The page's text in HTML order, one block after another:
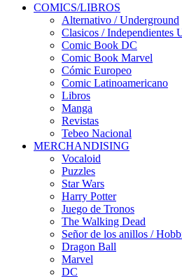
COMICS/LIBROS
Alternativo / Underground
Clasicos / Independientes
Comic Book DC
Comic Book Marvel
Cómic Europeo
Comic Latinoamericano
Libros
Manga
Revistas
Tebeo Nacional
MERCHANDISING
Vocaloid
Puzzles
Star Wars
Harry Potter
Juego de Tronos
The Walking Dead
Señor de los anillos /
Dragon Ball
Marvel
DC